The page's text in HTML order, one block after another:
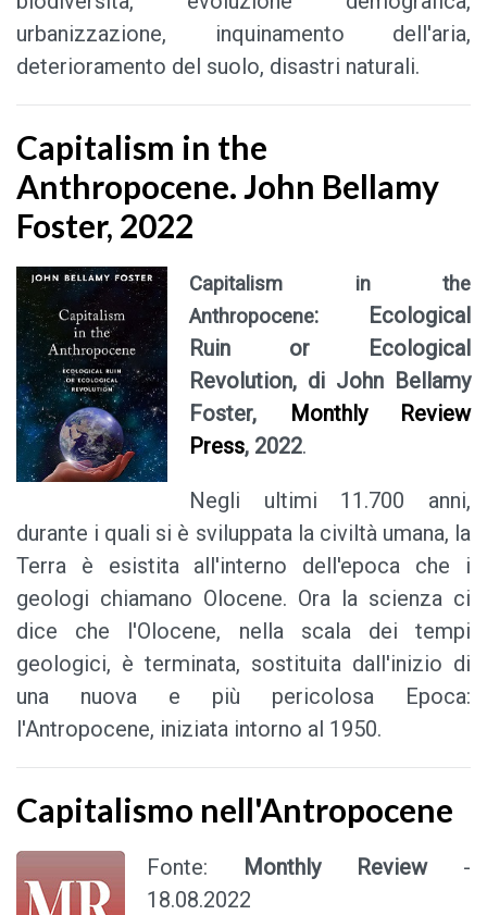
urbanizzazione, inquinamento dell'aria,
deterioramento del suolo, disastri naturali.
Capitalism in the
Anthropocene. John Bellamy
Foster, 2022
Capitalism in the
Anthropocene: Ecological
Ruin or Ecological
Revolution, di John Bellamy
Foster,
Monthly Review
Press, 2022.
Negli ultimi 11.700 anni,
durante i quali si è sviluppata la civiltà umana, la
Terra è esistita all'interno dell'epoca che i
geologi chiamano Olocene. Ora la scienza ci
dice che l'Olocene, nella scala dei tempi
geologici, è terminata, sostituita dall'inizio di
una nuova e più pericolosa Epoca:
l'Antropocene, iniziata intorno al 1950.
Capitalismo nell'Antropocene
Fonte: Monthly Review-
18.08.2022